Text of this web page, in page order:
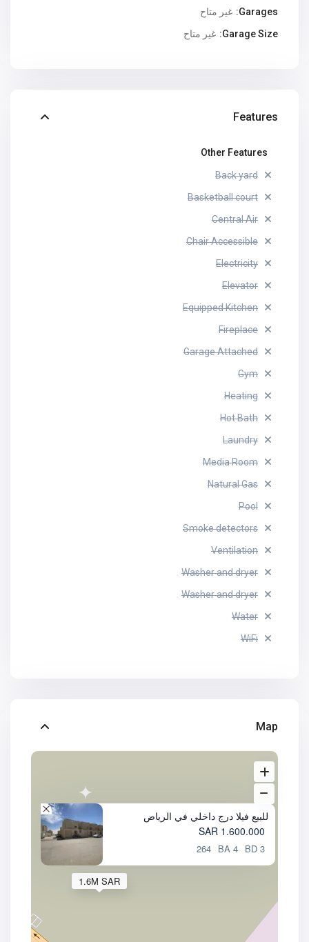
Garages:
غير متاح
Garage Size:
غير متاح
Features
Other Features
Back yard
Basketball court
Central Air
Chair Accessible
Electricity
Elevator
Equipped Kitchen
Fireplace
Garage Attached
Gym
Heating
Hot Bath
Laundry
Media Room
Natural Gas
Pool
Smoke detectors
Ventilation
Washer and dryer
Washer and dryer
Water
WiFi
Map
1.6M SAR
للبيع فيلا درج داخلي في الرياض
1.600.000 SAR
3 BD
4 BA
264